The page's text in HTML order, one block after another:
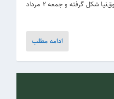
این نمایشگاه با هدایت مهدی وثوق‌نیا شکل گرفته و جمعه 2 مرداد
ادامه مطلب